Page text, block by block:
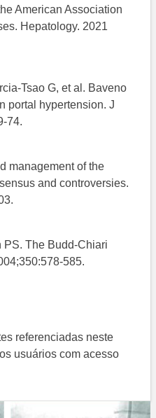
American Association
Hepatology. 2021
Tsao G, et al. Baveno
portal hypertension. J
74.
management of the
and controversies.
PS. The Budd-Chiari
585.
referenciadas neste
usuários com acesso